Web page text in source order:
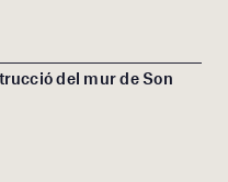
del mur de Son